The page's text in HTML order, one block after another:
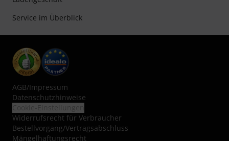
Service im Überblick
AGB/Impressum
Datenschutzhinweise
Widerrufsrecht für Verbraucher
Bestellvorgang/Vertragsabschluss
Mängelhaftungsrecht